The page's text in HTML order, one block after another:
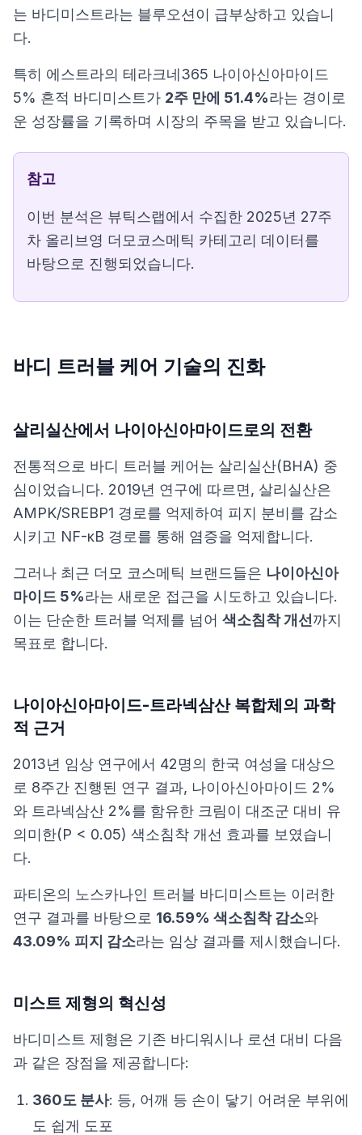
는 바디미스트라는 블루오션이 급부상하고 있습니
다.
특히 에스트라의 테라크네365 나이아신아마이드
5% 흔적 바디미스트가 2주 만에 51.4%라는 경이로
운 성장률을 기록하며 시장의 주목을 받고 있습니다.
참고
이번 분석은 뷰틱스랩에서 수집한 2025년 27주
차 올리브영 더모코스메틱 카테고리 데이터를
바탕으로 진행되었습니다.
바디 트러블 케어 기술의 진화
살리실산에서 나이아신아마이드로의 전환
전통적으로 바디 트러블 케어는 살리실산(BHA) 중
심이었습니다. 2019년 연구에 따르면, 살리실산은
AMPK/SREBP1 경로를 억제하여 피지 분비를 감소
시키고 NF-κB 경로를 통해 염증을 억제합니다.
그러나 최근 더모 코스메틱 브랜드들은 나이아신아
마이드 5%라는 새로운 접근을 시도하고 있습니다.
이는 단순한 트러블 억제를 넘어 색소침착 개선 까지
목표로 합니다.
나이아신아마이드-트라넥삼산 복합체의 과학
적 근거
2013년 임상 연구에서 42명의 한국 여성을 대상으
로 8주간 진행된 연구 결과, 나이아신아마이드 2%
와 트라넥삼산 2%를 함유한 크림이 대조군 대비 유
의미한(P < 0.05) 색소침착 개선 효과를 보였습니
다.
파티온의 노스카나인 트러블 바디미스트는 이러한
연구 결과를 바탕으로 16.59% 색소침착 감소와
43.09% 피지 감소라는 임상 결과를 제시했습니다.
미스트 제형의 혁신성
바디미스트 제형은 기존 바디워시나 로션 대비 다음
과 같은 장점을 제공합니다:
360도 분사: 등, 어깨 등 손이 닿기 어려운 부위에
도 쉽게 도포